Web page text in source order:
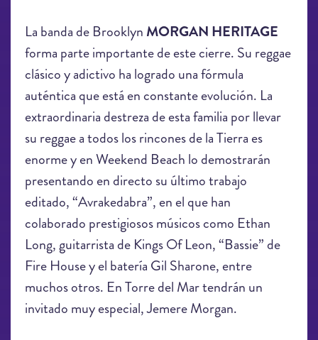
La banda de Brooklyn MORGAN HERITAGE
forma parte importante de este cierre. Su reggae
clásico y adictivo ha logrado una fórmula
auténtica que está en constante evolución. La
extraordinaria destreza de esta familia por llevar
su reggae a todos los rincones de la Tierra es
enorme y en Weekend Beach lo demostrarán
presentando en directo su último trabajo
editado, “Avrakedabra”, en el que han
colaborado prestigiosos músicos como Ethan
Long, guitarrista de Kings Of Leon, “Bassie” de
Fire House y el batería Gil Sharone, entre
muchos otros. En Torre del Mar tendrán un
invitado muy especial, Jemere Morgan.